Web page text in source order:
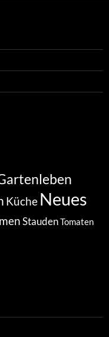
Küche Neues
StaudenTomaten